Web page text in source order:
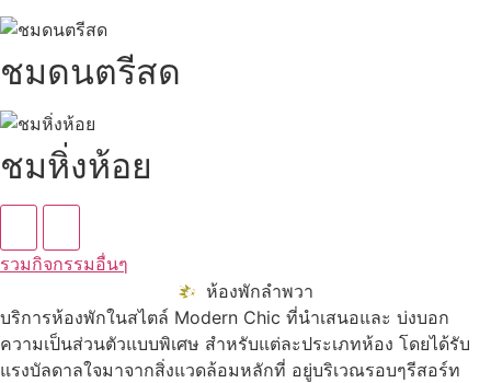
ชมดนตรีสด
ชมหิ่งห้อย
รวมกิจกรรมอื่นๆ
ห้องพักลำพวา
บริการห้องพักในสไตล์ Modern Chic ที่นำเสนอและ บ่งบอก
ความเป็นส่วนตัวแบบพิเศษ สำหรับแต่ละประเภทห้อง โดยได้รับ
แรงบัลดาลใจมาจากสิ่งแวดล้อมหลักที่ อยู่บริเวณรอบๆรีสอร์ท